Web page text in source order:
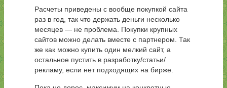
Расчеты приведены с вообще покупкой сайта
раз в год, так что держать деньги несколько
месяцев — не проблема. Покупки крупных
сайтов можно делать вместе с партнером. Так
же как можно купить один мелкий сайт, а
остальное пустить в разработку/статьи/
рекламу, если нет подходящих на бирже.